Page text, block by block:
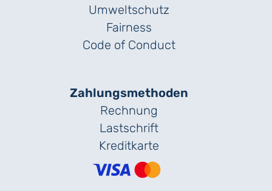
Umweltschutz
Fairness
Code of Conduct
Zahlungs­methoden
Rechnung
Lastschrift
Kreditkarte